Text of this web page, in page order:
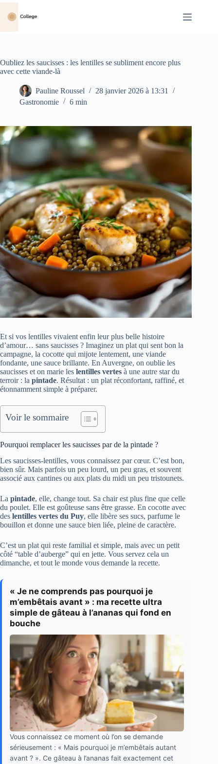
Passer
contenu
Oubliez les saucisses : les lentilles se subliment encore plus
avec cette viande-là
Pauline Roussel
28 janvier 2026 à 13:31
Gastronomie
6 min
Et si vos lentilles vivaient enfin leur plus belle histoire
d’amour… sans saucisses ? Imaginez un plat qui sent bon la
campagne, la cocotte qui mijote lentement, une viande
fondante, une sauce brillante. En Auvergne, on oublie les
saucisses et on marie les lentilles vertes à une autre star du
terroir : la pintade. Résultat : un plat réconfortant, raffiné, et
étonnamment simple à préparer.
Voir le sommaire
Pourquoi remplacer les saucisses par de la pintade ?
Les saucisses-lentilles, vous connaissez par cœur. C’est bon,
bien sûr. Mais parfois un peu lourd, un peu gras, et souvent
associé aux cantines ou aux plats du midi un peu tristounets.
La pintade, elle, change tout. Sa chair est plus fine que celle
du poulet. Elle est goûteuse sans être grasse. En cocotte avec
des lentilles vertes du Puy, elle libère ses sucs, parfume le
bouillon et donne une sauce bien liée, pleine de caractère.
C’est un plat qui reste familial et simple, mais avec un petit
côté “table d’auberge” qui en jette. Vous servez cela un
dimanche, et tout le monde vous demande la recette.
« Je ne comprends pas pourquoi je
m’embêtais avant » : ma recette ultra
simple de gâteau à l’ananas qui fond en
bouche
Vous connaissez ce moment où l’on se demande
sérieusement : « Mais pourquoi je m’embêtais autant
avant ? ». Ce gâteau à l’ananas fait exactement cet